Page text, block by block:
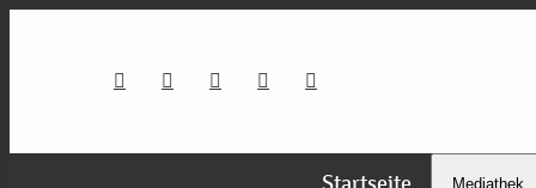
Startseite Mediathek